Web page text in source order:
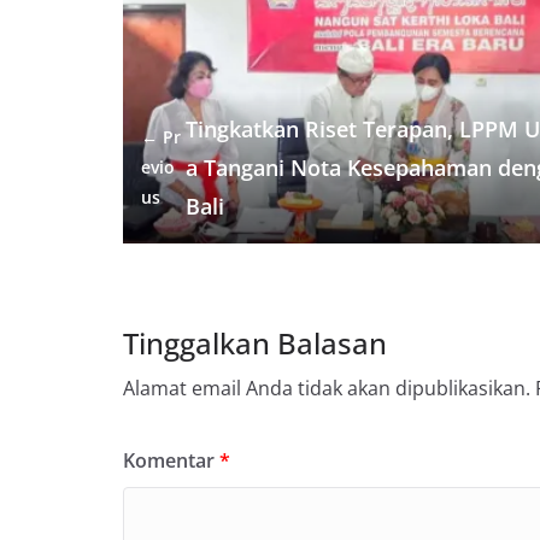
e
b
o
o
k
t
e
r
i
l
e
g
r
a
m
t
s
A
p
p
e h
a
t
t
e
r
e
s
t
← Pr
evio
us
Tingkatkan Riset Terapan, LPPM
a Tangani Nota Kesepahaman
Bali
Tinggalkan Balasan
Alamat email Anda tidak akan dipublikasikan.
Komentar*